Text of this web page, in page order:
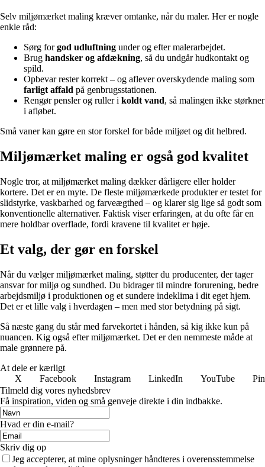
Selv miljømærket maling kræver omtanke, når du maler. Her er nogle
enkle råd:
Sørg forgod udluftning under og efter malerarbejdet.
Brug handsker og afdækning, så du undgår hudkontakt og
spild.
Opbevar rester korrekt – og aflever overskydende maling som
farligt affald på genbrugsstationen.
Rengør pensler og ruller i koldt vand, så malingen ikke størkner
i afløbet.
Små vaner kan gøre en stor forskel for både miljøet og dit helbred.
Miljømærket maling er også god kvalitet
Nogle tror, at miljømærket maling dækker dårligere eller holder
kortere. Det er en myte. De fleste miljømærkede produkter er testet for
slidstyrke, vaskbarhed og farveægthed – og klarer sig lige så godt som
konventionelle alternativer. Faktisk viser erfaringen, at du ofte får en
mere holdbar overflade, fordi kravene til kvalitet er høje.
Et valg, der gør en forskel
Når du vælger miljømærket maling, støtter du producenter, der tager
ansvar for miljø og sundhed. Du bidrager til mindre forurening, bedre
arbejdsmiljø i produktionen og et sundere indeklima i dit eget hjem.
Det er et lille valg i hverdagen – men med stor betydning på sigt.
Så næste gang du står med farvekortet i hånden, så kig ikke kun på
nuancen. Kig også efter miljømærket. Det er den nemmeste måde at
male grønnere på.
At dele er kærligt
X
Facebook Instagram LinkedIn YouTube
Tilmeld dig vores nyhedsbrev
Få inspiration, viden og små genveje direkte i din indbakke.
Hvad er din e-mail?
Skriv dig op
Jeg accepterer, at mine oplysninger håndteres i overensstemmelse